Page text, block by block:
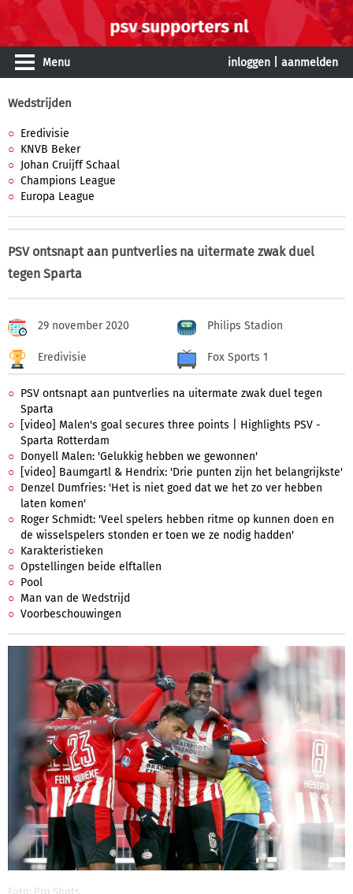
Menu inloggen aanmelden
Wedstrijden
Eredivisie
KNVB Beker
Johan Cruijff Schaal
Champions League
Europa League
PSV ontsnapt aan puntverlies na uitermate zwak duel
tegen Sparta
29 november 2020 Philips Stadion
Eredivisie Fox Sports 1
PSV ontsnapt aan puntverlies na uitermate zwak duel tegen
Sparta
[video] Malen's goal secures three points | Highlights PSV -
Sparta Rotterdam
Donyell Malen: 'Gelukkig hebben we gewonnen'
[video] Baumgartl & Hendrix: 'Drie punten zijn het belangrijkste'
Denzel Dumfries: 'Het is niet goed dat we het zo ver hebben
laten komen'
Roger Schmidt: 'Veel spelers hebben ritme op kunnen doen en
de wisselspelers stonden er toen we ze nodig hadden'
Karakteristieken
Opstellingen beide elftallen
Pool
Man van de Wedstrijd
Voorbeschouwingen
Foto: Pro Shots